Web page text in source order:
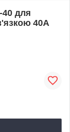
для
40A